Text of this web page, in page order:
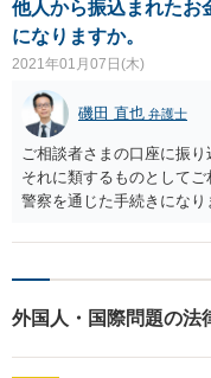
他人から振込まれたお
になりますか。
2021年01月07日(木)
磯田 直也 弁護士
ご相談者さまの口座に振
それに類するものとしてご
警察を通じた手続きにな
るでしょう。 被害者はご
いた残金は被害者に分配さ
外国人・国際問題の法